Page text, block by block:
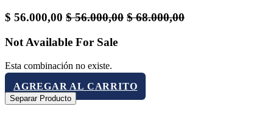
$ 56.000,00 $56.000,00 $68.000,00
Not Available For Sale
Esta combinación no existe.
AGREGAR AL CARRITO
Separar Producto